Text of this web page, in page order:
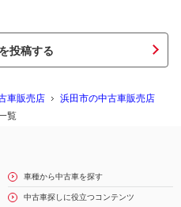
投稿する
車販売店
浜田市の中古車販売店
覧
車種から中古車を探す
中古車探しに役立つコンテンツ